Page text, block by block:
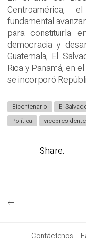
Centroamérica,
fundamental
para constituirla
democracia y
Guatemala, El
Rica y Panamá, en
se incorporó
Bicentenario El
Política
Share:
Contáctenos